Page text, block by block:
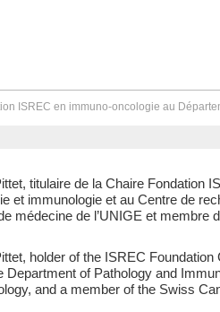
ISREC en immuno-oncologie au
titulaire de la Chaire Fondation
et immunologie et au Centre de
médecine de l’UNIGE et membre
holder of the ISREC
Department of Pathology and
and a member of the Swiss